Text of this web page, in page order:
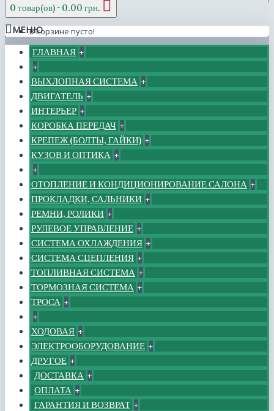
0 товар(ов) - 0.00 грн.
В корзине пусто!
МЕНЮ
ГЛАВНАЯ +
+
ВЫХЛОПНАЯ СИСТЕМА +
ДВИГАТЕЛЬ +
ИНТЕРЬЕР +
КОРОБКА ПЕРЕДАЧ +
КРЕПЕЖ (БОЛТЫ, ГАЙКИ) +
КУЗОВ И ОПТИКА +
+
ОТОПЛЕНИЕ И КОНДИЦИОНИРОВАНИЕ САЛОНА +
ПРОКЛАДКИ, САЛЬНИКИ +
РЕМНИ, РОЛИКИ +
РУЛЕВОЕ УПРАВЛЕНИЕ +
СИСТЕМА ОХЛАЖДЕНИЯ +
СИСТЕМА СЦЕПЛЕНИЯ +
ТОПЛИВНАЯ СИСТЕМА +
ТОРМОЗНАЯ СИСТЕМА +
ТРОСА +
+
ХОДОВАЯ +
ЭЛЕКТРООБОРУДОВАНИЕ +
ДРУГОЕ +
ДОСТАВКА +
ОПЛАТА +
ГАРАНТИЯ И ВОЗВРАТ +